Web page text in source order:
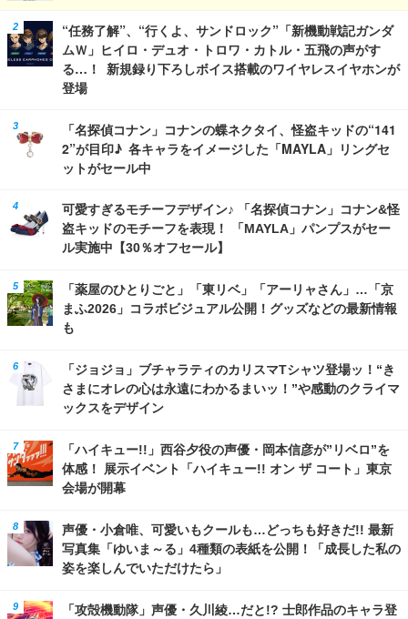
“任務了解”、“行くよ、サンドロック”「新機動戦記ガンダ
ムＷ」ヒイロ・デュオ・トロワ・カトル・五飛の声がす
る…！ 新規録り下ろしボイス搭載のワイヤレスイヤホンが
登場
「名探偵コナン」コナンの蝶ネクタイ、怪盗キッドの“141
2”が目印♪ 各キャラをイメージした「MAYLA」リングセ
ットがセール中
可愛すぎるモチーフデザイン♪ 「名探偵コナン」コナン&怪
盗キッドのモチーフを表現！ 「MAYLA」パンプスがセー
ル実施中【30％オフセール】
「薬屋のひとりごと」「東リベ」「アーリャさん」…「京
まふ2026」コラボビジュアル公開！グッズなどの最新情報
も
「ジョジョ」ブチャラティのカリスマTシャツ登場ッ！“き
さまにオレの心は永遠にわかるまいッ！”や感動のクライマ
ックスをデザイン
「ハイキュー!!」西谷夕役の声優・岡本信彦が”リベロ”を
体感！ 展示イベント「ハイキュー!! オン ザ コート」東京
会場が開幕
声優・小倉唯、可愛いもクールも…どっちも好きだ!! 最新
写真集「ゆいま～る」4種類の表紙を公開！「成長した私の
姿を楽しんでいただけたら」
「攻殻機動隊」声優・久川綾…だと!? 士郎作品のキャラ登